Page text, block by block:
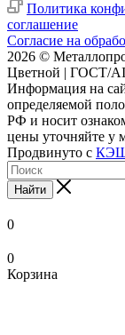
Политика
соглашение
Согласие на
2026 ©
Цветной | ГОСТ/
Информация на
определяемой
РФ и носит
цены уточняйте у
Продвинуто с
Найти
0
0
Корзина